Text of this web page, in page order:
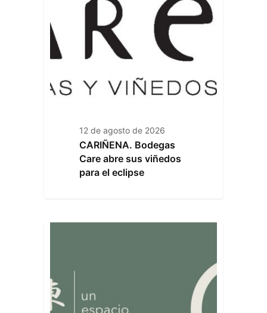
12 de agosto de 2026
CARIÑENA. Bodegas
Care abre sus viñedos
para el eclipse